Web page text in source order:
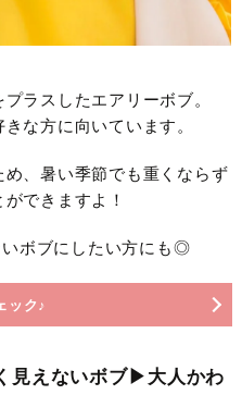
ラスしたエアリーボブ。
な方に向いています。
、暑い季節でも重くならず
できますよ！
ボブにしたい方にも◎
ック♪
見えないボブ▶大人かわ